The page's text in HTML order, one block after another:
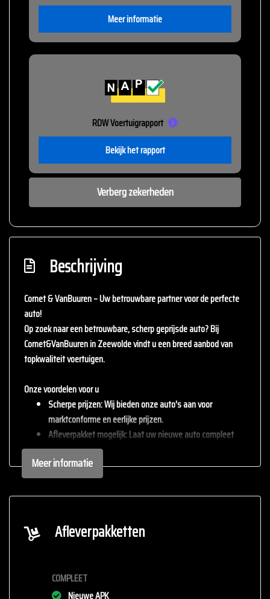
Meer informatie
RDW Voertuigrapport
Bekijk het rapport
Verberg zekerheden
Beschrijving
Cornet & VanBuuren – Uw betrouwbare partner voor de perfecte
auto!
Op zoek naar een betrouwbare, scherp geprijsde auto? Bij
Cornet&VanBuurenin Zeewolde vindt u een breed aanbod van
topkwaliteit voertuigen.
Onze voordelen voor u
Scherpe prijzen: Wij bieden onze auto's aan voor
marktconforme en eerlijke prijzen.
Afleverpakket mogelijk: Laat uw nieuwe auto compleet
afleveren met één van onze afleverpakketten (tegen
meerprijs).
Inruil mogelijk: Wij staan open voor uw huidige auto – inruil
is altijd bespreekbaar.
klantvriendelijkheid altijd voorop. Met onze jarenlange
ervaring in de automotive zorgen we ervoor dat u zich bij
uw wensen past.
Proefrit: Bel ons gerust voor een proefrit of kom langs
Meer informatie
Afleverpakketten
COMPLEET
Nieuwe APK